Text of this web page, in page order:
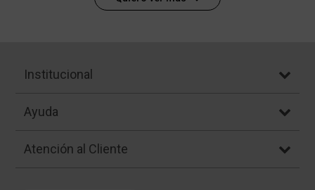
Institucional
Ayuda
Atención al Cliente